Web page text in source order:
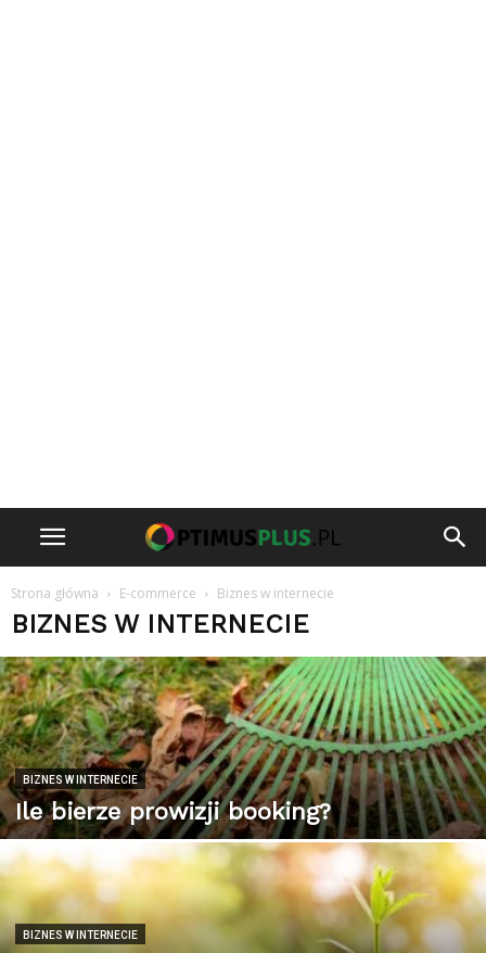
Strona główna E-commerce Biznes w internecie
BIZNES W INTERNECIE
BIZNES W INTERNECIE
Ile bierze prowizji booking?
BIZNES W INTERNECIE